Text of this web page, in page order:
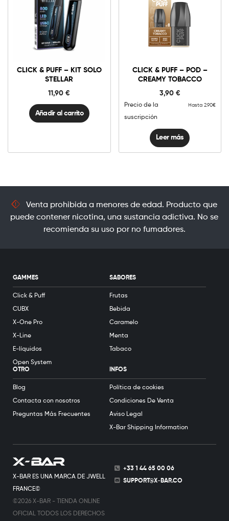
CLICK & PUFF – KIT SOLO
STELLAR
11,90€
Click
&
Kit
Solo
cantidad
Añadir al carrito
CLICK & PUFF – POD –
CREAMY TOBACCO
3,90 €
Precio de la
suscripción
Hasta 2.90€
Leer más
Venta prohibida a menores de edad. Producto que
puede contener nicotina, una sustancia adictiva. No se
recomienda su uso por no fumadores.
X-BAR ES UNA MARCA DE JWELL
FRANCE©
©2026 X-BAR - TIENDA ONLINE
OFICIAL TODOS LOS DERECHOS
+33 1 44 65 00 06
SUPPORT@X-BAR.CO
GAMMES
Click & Puff
CUBX
X-One Pro
X-Line
E-líquidos
Open System
SABORES
Frutas
Bebida
Caramelo
Menta
Tabaco
OTRO
Blog
Contacta con nosotros
Preguntas Más Frecuentes
INFOS
Política de cookies
Condiciones De Venta
Aviso Legal
X-Bar Shipping Information